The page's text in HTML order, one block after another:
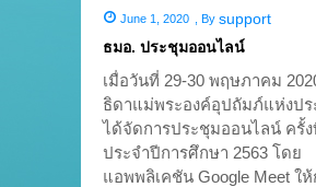
June 1, 2020 By support
ธมอ. ประชุมออนไลน์
เมื่อวันที่ 29-30 พฤษภาคม
ธิดาแม่พระองค์อุปถัมภ์แห่งปร
ได้จัดการประชุมออนไลน์ ครั้ง
ประจำปีการศึกษา 2563 โดย
แอพพลิเคชัน Google Meet ใ